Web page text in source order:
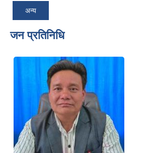
अन्य
जन प्रतिनिधि